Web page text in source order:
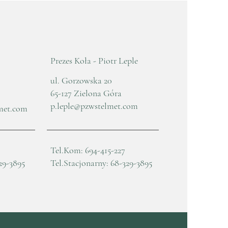
3895
Prezes Koła - Piotr Leple
ul. Gorzowska 20
65-127 Zielona Góra
p.leple@pzwstelmet.com
Tel.Kom: 694-415-227
Tel.Stacjonarny: 68-329-3895